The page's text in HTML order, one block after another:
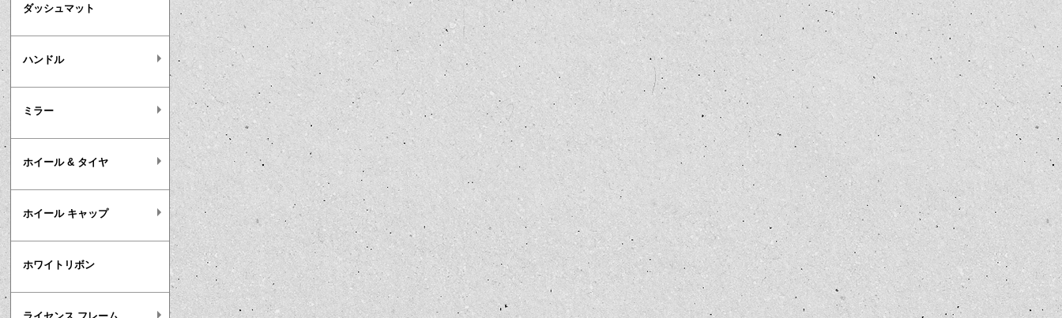
ダッシュマット
ハンドル
ミラー
ホイール & タイヤ
ホイール キャップ
ホワイトリボン